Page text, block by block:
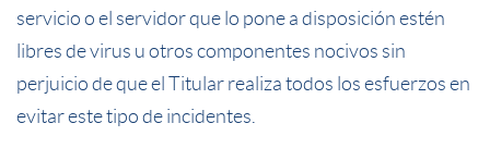
servicio o el servidor que lo pone a disposición estén
libres de virus u otros componentes nocivos sin
perjuicio de que el Titular realiza todos los esfuerzos en
evitar este tipo de incidentes.